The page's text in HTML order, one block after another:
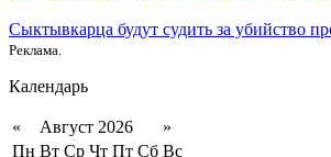
Сыктывкарца будут судить за убийство
Реклама.
Календарь
« Август 2026
»
Пн Вт Ср Чт Пт Сб Вс